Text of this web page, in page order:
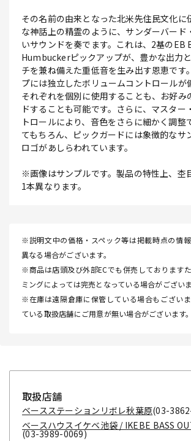
その名前の由来となった北米先住民文化に
な神話上の精霊のように、サンダーバード
いサウンドを奏でます。これは、2基のEB
Humbuckerピックアップが、豊かな出力
チを兼ね備えた重低音を生み出す恩恵です
プには独立したボリュームコントロールが
それぞれを個別に使用することも、お好み
ドすることも可能です。さらに、マスター
トロールにより、音色をさらに細かく調整
てもちろん、ピックガードには象徴的なサ
ロゴがあしらわれています。
※画像はサンプルです。製品の特性上、杢
1本異なります。
※説明文中の価格・スペック等は掲載時点の情
異なる場合がございます。
※商品は店頭及び外部ECでも併売しております
ミングによっては完売となっている場合がございま
※在庫は遠隔倉庫に保管している場合もござい
ている取扱店舗にご用意が無い場合がございます。
取扱店舗
ベースステーションリボレ秋葉原(03-
ベースハウスイケベ池袋 / IKEBE BASS
(03-3989-0069)